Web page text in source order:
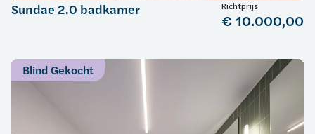
Sundae 2.0 badkamer Richtprijs
€ 10.000,00
Blind Gekocht